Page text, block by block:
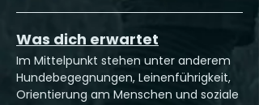
Was dich erwartet
Im Mittelpunkt stehen unter anderem
Hundebegegnungen, Leinenführigkeit,
Orientierung am Menschen und soziale